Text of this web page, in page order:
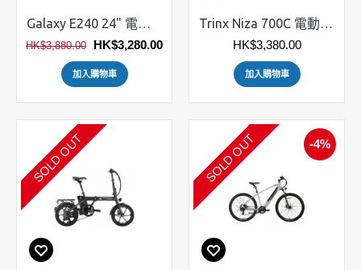
Galaxy E240 24" 電動單車 續航90km
HK$3,880.00 HK$3,280.00
加入購物車
Trinx Niza 700C 電動城市車
HK$3,380.00
加入購物車
SOLD OUT -4%
SOLD OUT